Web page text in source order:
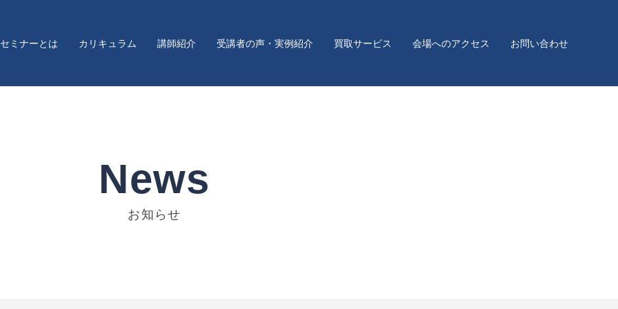
ミナーとは カリキュラム 講師紹介 受講者の声・実例紹介 買取サービス 会場へのアクセス お問い合わせ
News
お知らせ